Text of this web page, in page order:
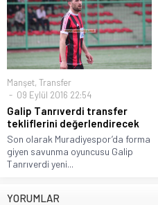
Manşet, Transfer
09 Eylül 2016 22:54
Galip Tanrıverdi transfer
tekliflerini değerlendirecek
Son olarak Muradiyespor’da forma
giyen savunma oyuncusu Galip
Tanrıverdi yeni...
YORUMLAR